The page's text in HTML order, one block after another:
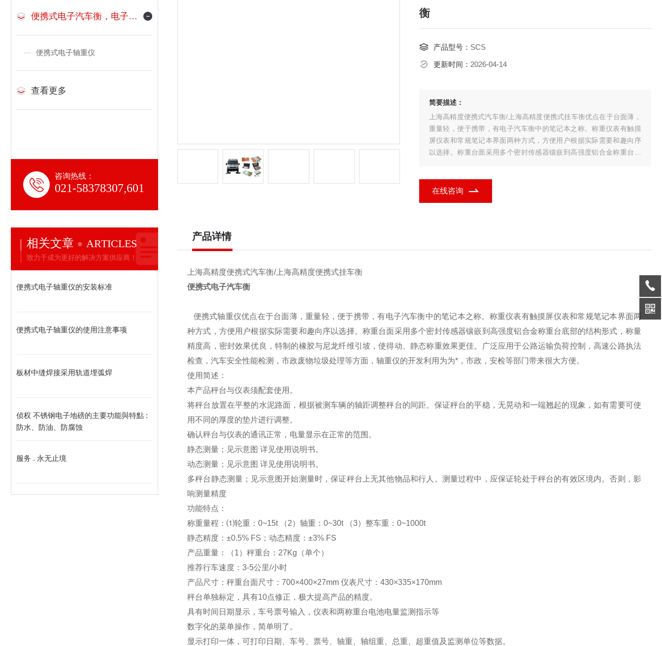
便携式电子汽车衡，电子地磅
便携式电子轴重仪
查看更多
咨询热线：
021-58378307,601
相关文章 ARTICLES
致力于成为更好的解决方案供应商！
便携式电子轴重仪的安装标准
便携式电子轴重仪的使用注意事项
板材中缝焊接采用轨道埋弧焊
侦权 不锈钢电子地磅的主要功能與特點 :
防水、防油、防腐蚀
服务 . 永无止境
衡
产品型号： SCS
更新时间： 2026-04-14
简要描述：
上海高精度便携式汽车衡/上海高精度便携式挂车衡优点在于台面薄，
重量轻，便于携带，有电子汽车衡中的笔记本之称。称重仪表有触摸
屏仪表和常规笔记本界面两种方式，方便用户根据实际需要和趣向序
以选择。称重台面采用多个密封传感器镶嵌到高强度铝合金称重台底
在线咨询
产品详情
上海高精度便携式汽车衡/上海高精度便携式挂车衡
便携式电子汽车衡
便携式轴重仪优点在于台面薄，重量轻，便于携带，有电子汽车衡中的笔记本之称。称重仪表有触摸屏仪表和常规笔记本界面两
种方式，方便用户根据实际需要和趣向序以选择。称重台面采用多个密封传感器镶嵌到高强度铝合金称重台底部的结构形式，称量
精度高，密封效果优良，特制的橡胶与尼龙纤维引坡，使得动、静态称重效果更佳。广泛应用于公路运输负荷控制，高速公路执法
检查，汽车安全性能检测，市政废物垃圾处理等方面，轴重仪的开发利用为为*，市政，安检等部门带来很大方便。
使用简述：
本产品秤台与仪表须配套使用。
将秤台放置在平整的水泥路面，根据被测车辆的轴距调整秤台的间距。保证秤台的平稳，无晃动和一端翘起的现象，如有需要可使
用不同的厚度的垫片进行调整。
确认秤台与仪表的通讯正常，电量显示在正常的范围。
静态测量；见示意图 详见使用说明书。
动态测量；见示意图 详见使用说明书。
多秤台静态测量；见示意图开始测量时，保证秤台上无其他物品和行人。测量过程中，应保证轮处于秤台的有效区境内。否则，影
响测量精度
功能特点：
称重量程：⑴轮重：0~15t （2）轴重：0~30t （3）整车重：0~1000t
静态精度：±0.5% FS；动态精度：±3% FS
产品重量：（1）秤重台：27Kg（单个）
推荐行车速度：3-5公里/小时
产品尺寸：秤重台面尺寸：700×400×27mm 仪表尺寸：430×335×170mm
秤台单独标定，具有10点修正，极大提高产品的精度。
具有时间日期显示，车号票号输入，仪表和两称重台电池电量监测指示等
数字化的菜单操作，简单明了。
显示打印一体，可打印日期、车号、票号、轴重、轴组重、总重、超重值及监测单位等数据。